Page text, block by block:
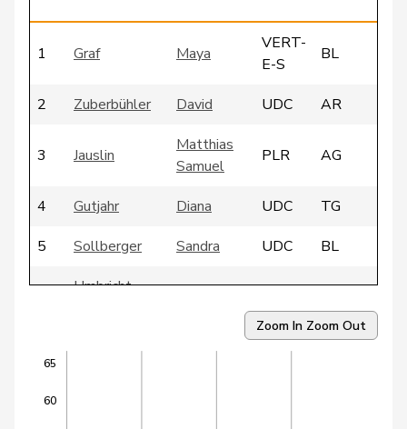
1 Graf Maya
VERT-
E-S
BL
2 Zuberbühler David UDC AR
3 Jauslin
Matthias
Samuel
PLR AG
4 Gutjahr Diana UDC
TG
5
Sollberger Sandra UDC BL
Umbricht
UDC
Zoom In Zoom Out
60
65